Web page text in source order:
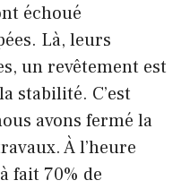
échoué
Là, leurs
un revêtement est
stabilité. C’est
avons fermé la
À l’heure
fait 70% de